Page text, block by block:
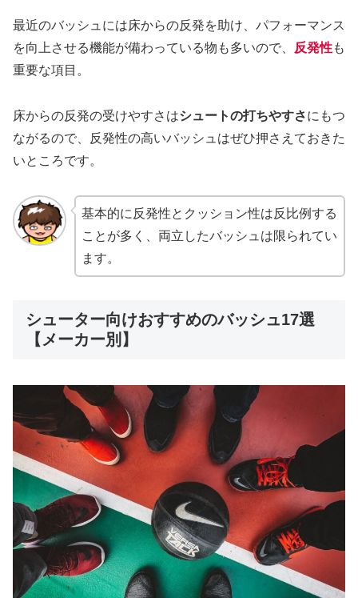
最近のバッシュには床からの反発を助け、パフォーマンス
を向上させる機能が備わっている物も多いので、 反発性も
重要な項目。
床からの反発の受けやすさはシュートの打ちやすさにもつ
ながるので、反発性の高いバッシュはぜひ押さえておきた
いところです。
基本的に反発性とクッション性は反比例する
ことが多く、両立したバッシュは限られてい
ます。
シューター向けおすすめのバッシュ17選
【メーカー別】